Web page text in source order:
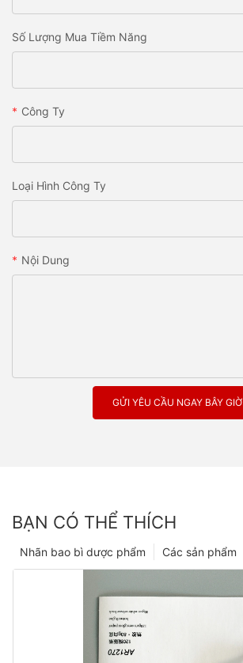
Số Lượng Mua Tiềm Năng
Công Ty
Loại Hình Công Ty
Nội Dung
GỬI YÊU CẦU NGAY BÂY GIỜ
BẠN CÓ THỂ THÍCH
Các sản phẩm
Nhãn bao bì dược phẩm